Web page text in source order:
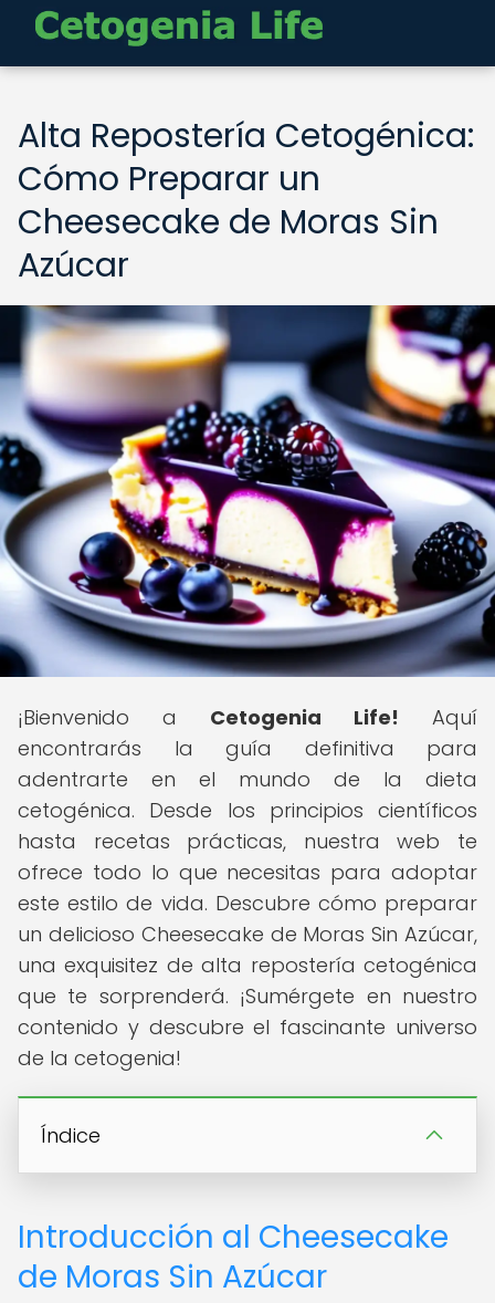
Alta Repostería Cetogénica:
Cómo Preparar un
Cheesecake de Moras Sin
Azúcar
¡Bienvenido a Cetogenia Life! Aquí
encontrarás la guía definitiva para
adentrarte en el mundo de la dieta
cetogénica. Desde los principios científicos
hasta recetas prácticas, nuestra web te
ofrece todo lo que necesitas para adoptar
este estilo de vida. Descubre cómo preparar
un delicioso Cheesecake de Moras Sin Azúcar,
una exquisitez de alta repostería cetogénica
que te sorprenderá. ¡Sumérgete en nuestro
contenido y descubre el fascinante universo
de la cetogenia!
Índice
Introducción al Cheesecake
de Moras Sin Azúcar